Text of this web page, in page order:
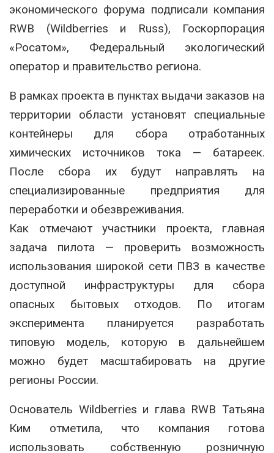
экономического форума подписали компания
RWB (Wildberries и Russ), Госкорпорация
«Росатом», Федеральный экологический
оператор и правительство региона.
В рамках проекта в пунктах выдачи заказов на
территории области установят специальные
контейнеры для сбора отработанных
химических источников тока — батареек.
После сбора их будут направлять на
специализированные предприятия для
переработки и обезвреживания.
Как отмечают участники проекта, главная
задача пилота — проверить возможность
использования широкой сети ПВЗ в качестве
доступной инфраструктуры для сбора
опасных бытовых отходов. По итогам
эксперимента планируется разработать
типовую модель, которую в дальнейшем
можно будет масштабировать на другие
регионы России.
Основатель Wildberries и глава RWB Татьяна
Ким отметила, что компания готова
использовать собственную розничную